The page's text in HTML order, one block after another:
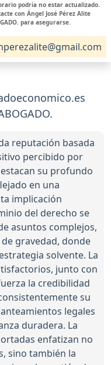
podría no estar actualizado.
con Ángel José Pérez Alite
para asegurarse.
reputación basada
percibido por
su profundo
en una
implicación
del derecho se
asuntos complejos,
gravedad, donde
solvente. La
junto con
la credibilidad
su
legales
duradera. La
enfatizan no
sino también la